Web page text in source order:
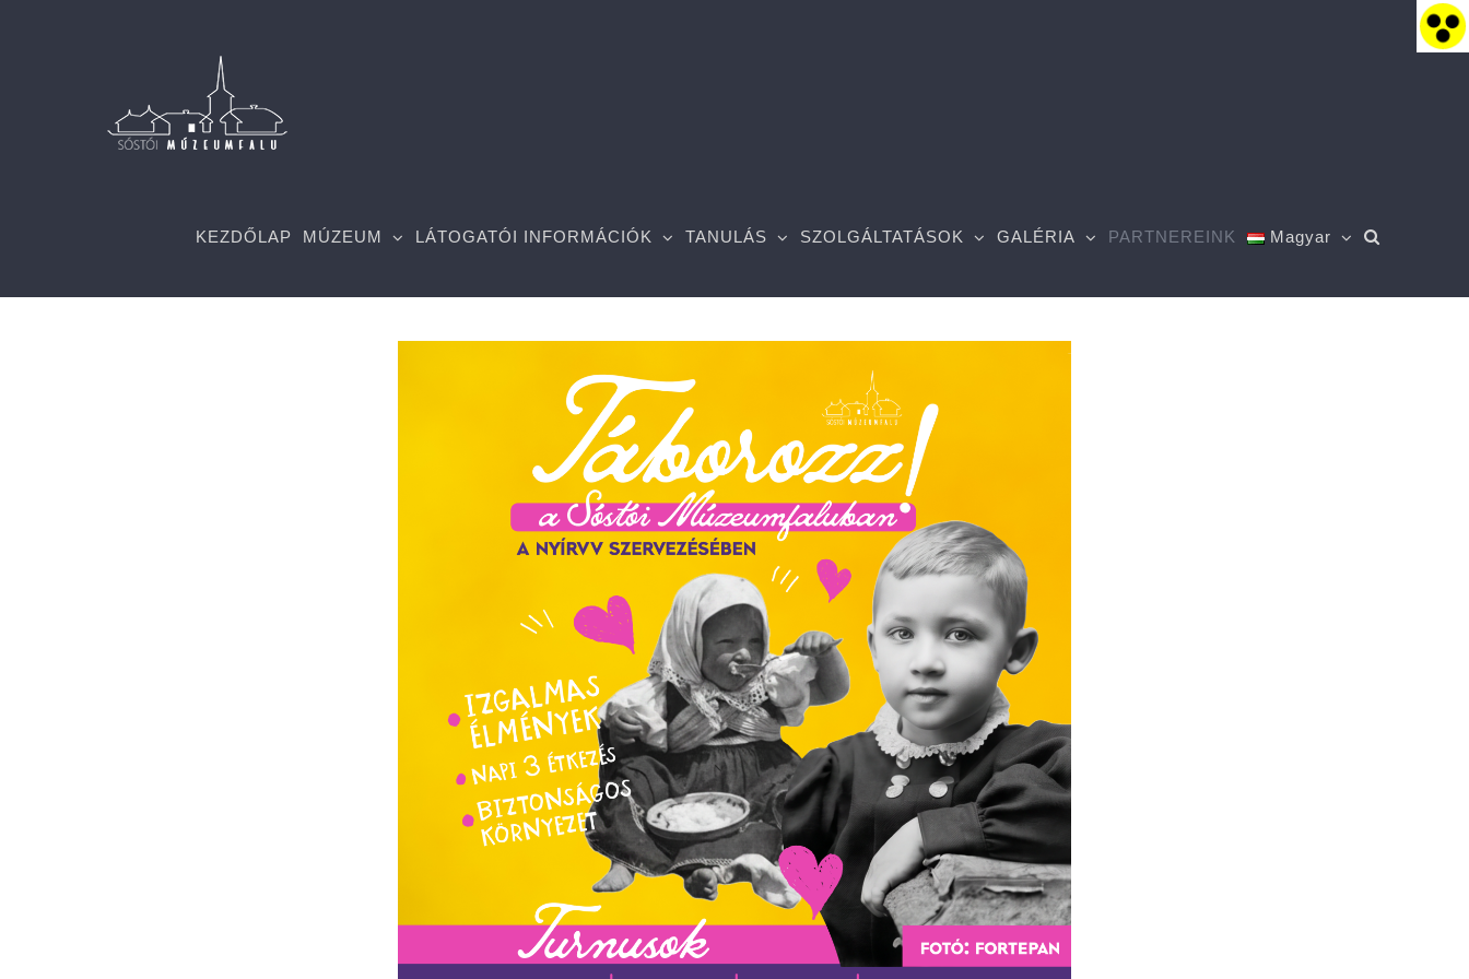
KEZDŐLAP MÚZEUM LÁTOGATÓI INFORMÁCIÓK TANULÁS SZOLGÁLTATÁSOK GALÉRIA PARTNEREINK Magyar